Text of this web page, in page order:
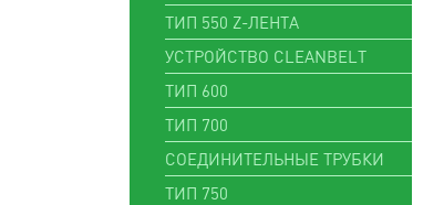
ТИП 550 Z-ЛЕНТА
УСТРОЙСТВО CLEANBELT
ТИП 600
ТИП 700
СОЕДИНИТЕЛЬНЫЕ ТРУБКИ
ТИП 750